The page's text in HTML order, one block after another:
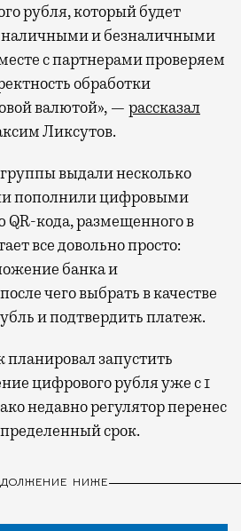
рубля, который будет
наличными и безналичными
с партнерами проверяем
обработки
валютой», — рассказал
Ликсутов.
выдали несколько
пополнили цифровыми
кода, размещенного в
все довольно просто:
банка и
чего выбрать в качестве
и подтвердить платеж.
запустить
цифрового рубля уже с 1
недавно регулятор перенес
срок.
НИЖЕ